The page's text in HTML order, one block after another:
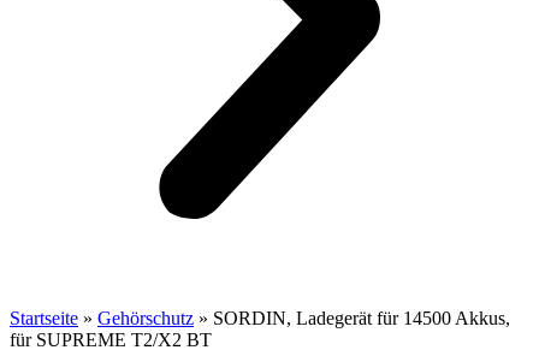
Startseite » Gehörschutz » SORDIN, Ladegerät für 14500 Akkus,
für SUPREME T2/X2 BT